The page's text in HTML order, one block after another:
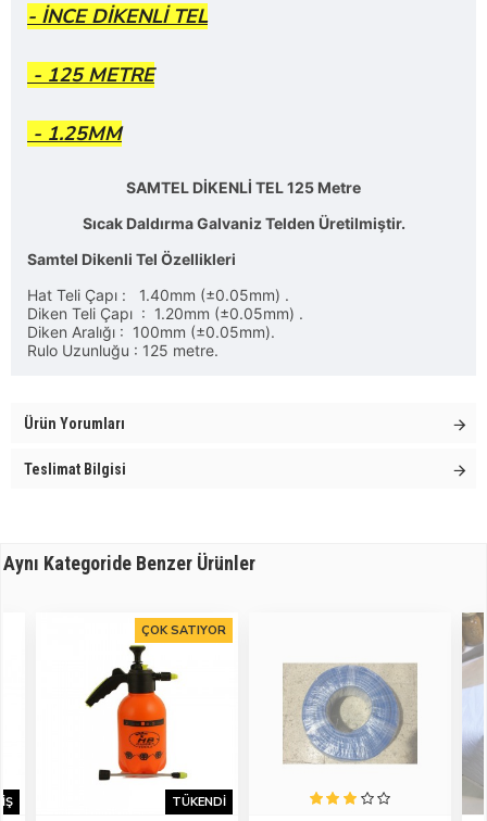
- İNCE DİKENLİ TEL
- 125 METRE
- 1.25MM
SAMTEL DİKENLİ TEL 125 Metre
Sıcak Daldırma Galvaniz Telden Üretilmiştir.
Samtel Dikenli Tel Özellikleri
Hat Teli Çapı : 1.40mm (±0.05mm) .
Diken Teli Çapı : 1.20mm (±0.05mm) .
Diken Aralığı : 100mm (±0.05mm).
Rulo Uzunluğu : 125 metre.
Ürün Yorumları
Teslimat Bilgisi
Aynı Kategoride Benzer Ürünler
ÇOK SATIYOR
TÜKENDI